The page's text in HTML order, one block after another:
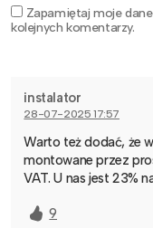
Zapamiętaj moje
kolejnych komentarzy.
instalator
28-07-2025 17:57
Warto też dodać, że
montowane przez
VAT. U nas jest 23%
9